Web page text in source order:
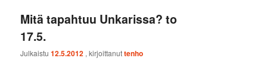
Mitä tapahtuu Unkarissa? to
17.5.
Julkaistu12.5.2012 , kirjoittanuttenho